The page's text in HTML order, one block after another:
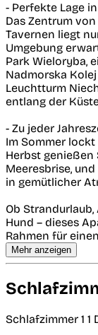
- Perfekte Lage
Das Zentrum
Tavernen liegt
Umgebung
Park Wieloryba,
Nadmorska
Leuchtturm
entlang der
- Zu jeder
Im Sommer
Herbst genießen
Meeresbrise,
in gemütlicher
Ob
Hund – dieses
Rahmen für
Mehr anzeigen
Schlafzimmer 1 1